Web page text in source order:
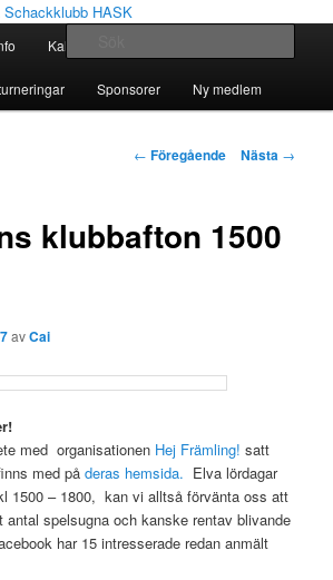
Allmänna
Kalender
Sponsorer Ny medlem
Inläggsnavigering
← Föregående Nästa →
klubbafton 1500
avCai
med organisationen Hej Främling! satt
med påderas hemsida. Elva lördagar
1500 – 1800, kan vi alltså förvänta oss att
spelsugna och kanske rentav blivande
har 15 intresserade redan anmält